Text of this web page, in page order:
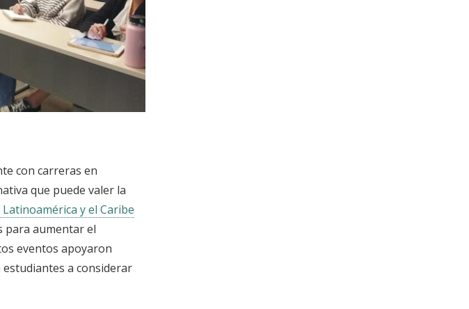
con carreras en
que puede valer la
Latinoamérica y el Caribe
para aumentar el
eventos apoyaron
a considerar